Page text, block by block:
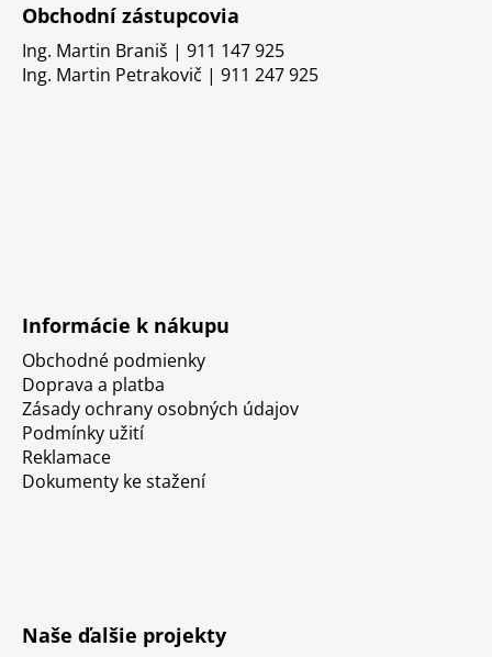
Obchodní zástupcovia
Ing. Martin Braniš | 911 147 925
Ing. Martin Petrakovič | 911 247 925
Informácie k nákupu
Obchodné podmienky
Doprava a platba
Zásady ochrany osobných údajov
Podmínky užití
Reklamace
Dokumenty ke stažení
Naše ďalšie projekty